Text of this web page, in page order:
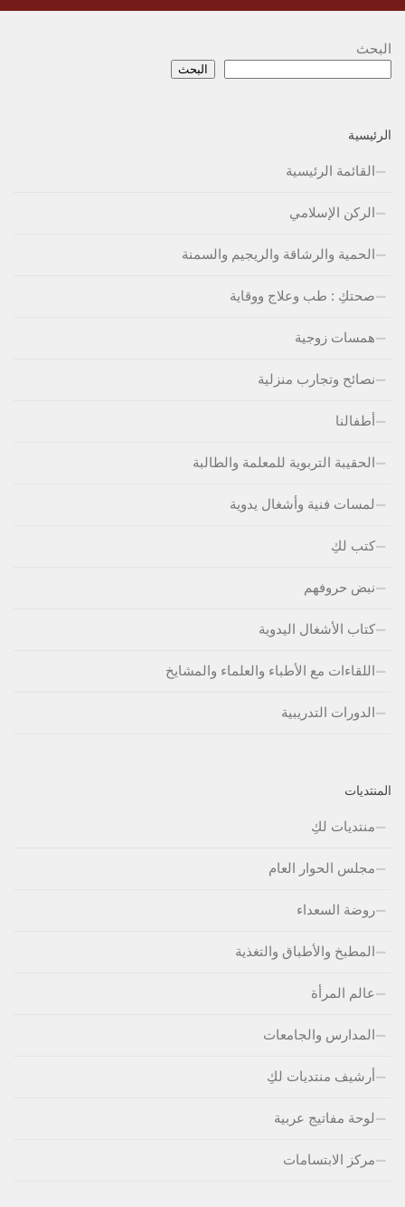
البحث
البحث
الرئيسية
القائمة الرئيسية
الركن الإسلامي
الحمية والرشاقة والريجيم والسمنة
صحتكِ : طب وعلاج ووقاية
همسات زوجية
نصائح وتجارب منزلية
أطفالنا
الحقيبة التربوية للمعلمة والطالبة
لمسات فنية وأشغال يدوية
كتب لكِ
نبض حروفهم
كتاب الأشغال اليدوية
اللقاءات مع الأطباء والعلماء والمشايخ
الدورات التدريبية
المنتديات
منتديات لكِ
مجلس الحوار العام
روضة السعداء
المطبخ والأطباق والتغذية
عالم المرأة
المدارس والجامعات
أرشيف منتديات لكِ
لوحة مفاتيج عربية
مركز الابتسامات